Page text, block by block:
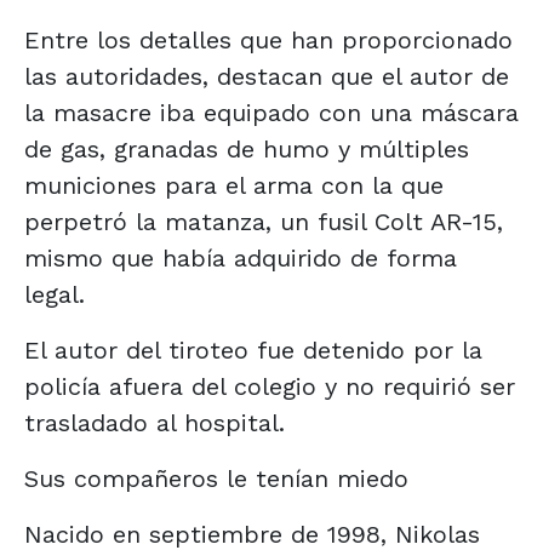
Entre los detalles que han proporcionado
las autoridades, destacan que el autor de
la masacre iba equipado con una máscara
de gas, granadas de humo y múltiples
municiones para el arma con la que
perpetró la matanza, un fusil Colt AR-15,
mismo que había adquirido de forma
legal.
El autor del tiroteo fue detenido por la
policía afuera del colegio y no requirió ser
trasladado al hospital.
Sus compañeros le tenían miedo
Nacido en septiembre de 1998, Nikolas